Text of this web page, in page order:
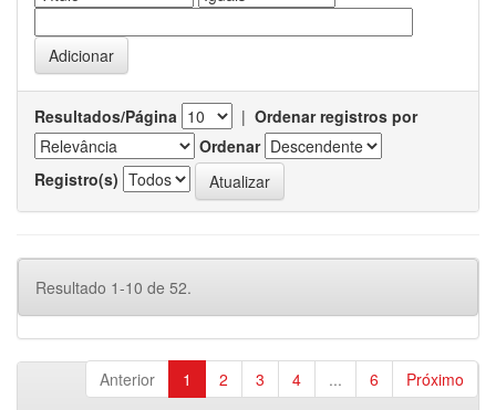
Resultados/Página | Ordenar registros por
Ordenar
Registro(s)
Resultado 1-10 de 52.
Anterior 1 2 3 4 ... 6 Próximo